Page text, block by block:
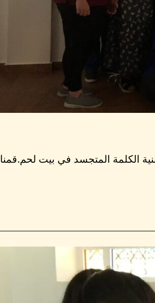
الكلمة المتجسد في بيت لحم.قمنا